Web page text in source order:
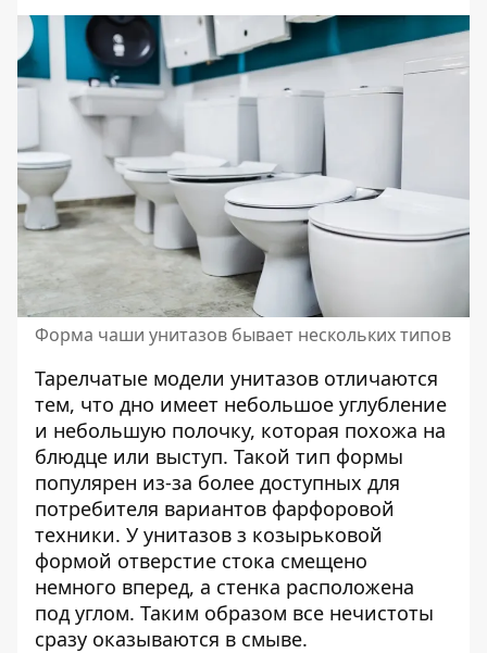
Форма чаши унитазов бывает нескольких типов
Тарелчатые модели унитазов отличаются
тем, что дно имеет небольшое углубление
и небольшую полочку, которая похожа на
блюдце или выступ. Такой тип формы
популярен из-за более доступных для
потребителя вариантов фарфоровой
техники. У унитазов з козырьковой
формой отверстие стока смещено
немного вперед, а стенка расположена
под углом. Таким образом все нечистоты
сразу оказываются в смыве.